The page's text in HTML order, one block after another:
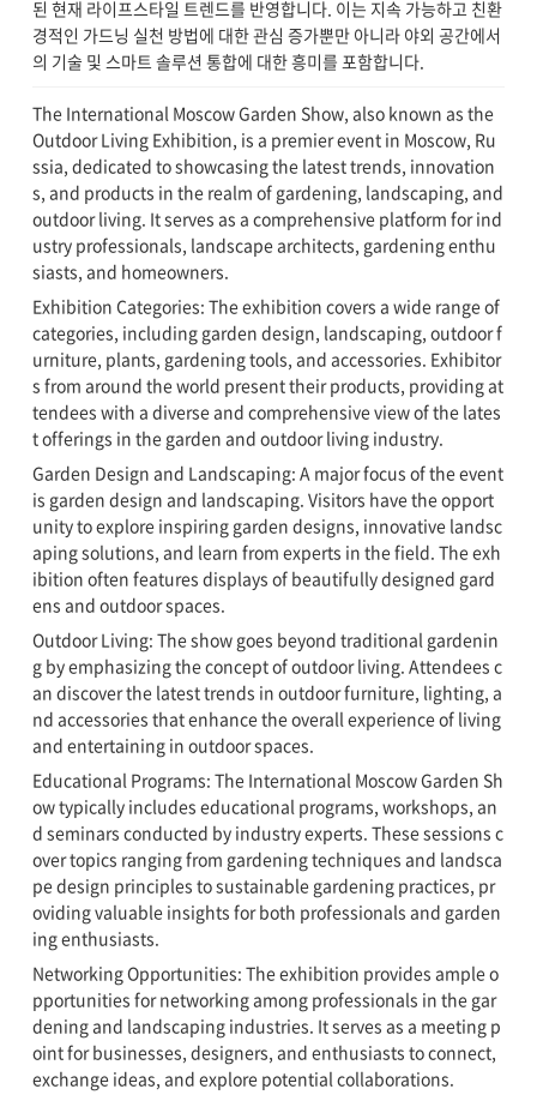
된 현재 라이프스타일 트렌드를 반영합니다. 이는 지속 가능하고 친환
경적인 가드닝 실천 방법에 대한 관심 증가뿐만 아니라 야외 공간에서
의 기술 및 스마트 솔루션 통합에 대한 흥미를 포함합니다.
The International Moscow Garden Show, also known as the
Outdoor Living Exhibition, is a premier event in Moscow, Ru
ssia, dedicated to showcasing the latest trends, innovation
s, and products in the realm of gardening, landscaping, and
outdoor living. It serves as a comprehensive platform for ind
ustry professionals, landscape architects, gardening enthu
siasts, and homeowners.
Exhibition Categories: The exhibition covers a wide range of
categories, including garden design, landscaping, outdoor f
urniture, plants, gardening tools, and accessories. Exhibitor
s from around the world present their products, providing at
tendees with a diverse and comprehensive view of the lates
t offerings in the garden and outdoor living industry.
Garden Design and Landscaping: A major focus of the event
is garden design and landscaping. Visitors have the opport
unity to explore inspiring garden designs, innovative landsc
aping solutions, and learn from experts in the field. The exh
ibition often features displays of beautifully designed gard
ens and outdoor spaces.
Outdoor Living: The show goes beyond traditional gardenin
g by emphasizing the concept of outdoor living. Attendees c
an discover the latest trends in outdoor furniture, lighting, a
nd accessories that enhance the overall experience of living
and entertaining in outdoor spaces.
Educational Programs: The International Moscow Garden Sh
ow typically includes educational programs, workshops, an
d seminars conducted by industry experts. These sessions c
over topics ranging from gardening techniques and landsca
pe design principles to sustainable gardening practices, pr
oviding valuable insights for both professionals and garden
ing enthusiasts.
Networking Opportunities: The exhibition provides ample o
pportunities for networking among professionals in the gar
dening and landscaping industries. It serves as a meeting p
oint for businesses, designers, and enthusiasts to connect,
exchange ideas, and explore potential collaborations.